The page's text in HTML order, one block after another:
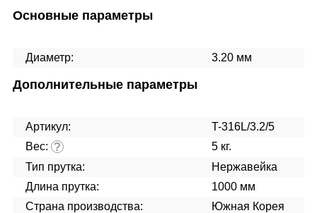
Основные параметры
Диаметр: 3.20 мм
Дополнительные параметры
Артикул:
T-316L/3.2/5
Вес: ?
5 кг.
Тип прутка:
Нержавейка
Длина прутка:
1000 мм
Страна производства:
Южная Корея